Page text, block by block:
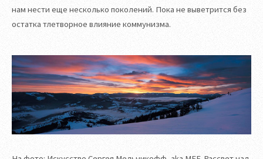
нам нести еще несколько поколений. Пока не выветрится без
остатка тлетворное влияние коммунизма.